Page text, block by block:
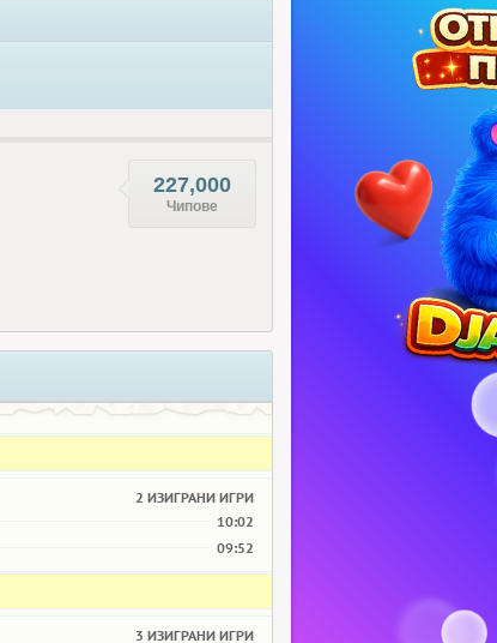
227,000
Чипове
2 ИЗИГРАНИ ИГРИ
10:02
09:52
3 ИЗИГРАНИ ИГРИ